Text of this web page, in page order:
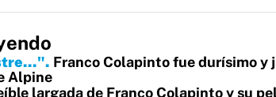
Franco Colapinto fue durísimo y
Alpine
largada de Franco Colapinto y su